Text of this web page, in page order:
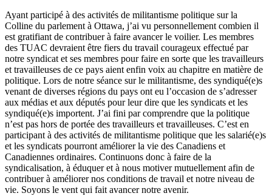
Ayant participé à des activités de militantisme politique sur la
Colline du parlement à Ottawa, j’ai vu personnellement combien il
est gratifiant de contribuer à faire avancer le voilier. Les membres
des TUAC devraient être fiers du travail courageux effectué par
notre syndicat et ses membres pour faire en sorte que les travailleurs
et travailleuses de ce pays aient enfin voix au chapitre en matière de
politique. Lors de notre séance sur le militantisme, des syndiqué(e)s
venant de diverses régions du pays ont eu l’occasion de s’adresser
aux médias et aux députés pour leur dire que les syndicats et les
syndiqué(e)s importent. J’ai fini par comprendre que la politique
n’est pas hors de portée des travailleurs et travailleuses. C’est en
participant à des activités de militantisme politique que les salarié(e)s
et les syndicats pourront améliorer la vie des Canadiens et
Canadiennes ordinaires. Continuons donc à faire de la
syndicalisation, à éduquer et à nous motiver mutuellement afin de
contribuer à améliorer nos conditions de travail et notre niveau de
vie. Soyons le vent qui fait avancer notre avenir.